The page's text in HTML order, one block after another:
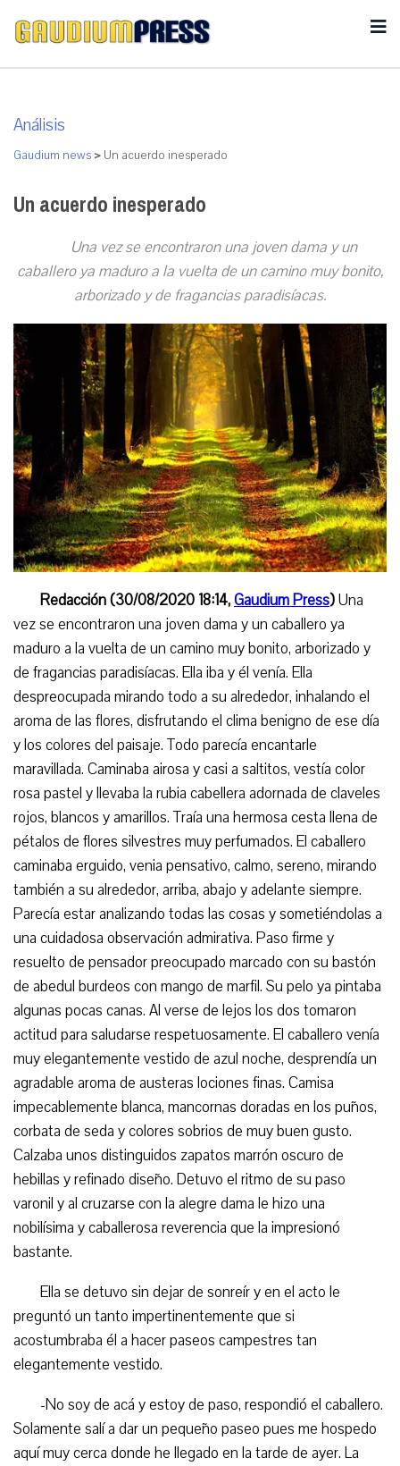
Análisis
Gaudium news > Un acuerdo inesperado
Un acuerdo inesperado
Una vez se encontraron una joven dama y un
caballero ya maduro a la vuelta de un camino muy bonito,
arborizado y de fragancias paradisíacas.
Redacción (30/08/2020 18:14,Gaudium Press)Una
vez se encontraron una joven dama y un caballero ya
maduro a la vuelta de un camino muy bonito, arborizado y
de fragancias paradisíacas. Ella iba y él venía. Ella
despreocupada mirando todo a su alrededor, inhalando el
aroma de las flores, disfrutando el clima benigno de ese día
y los colores del paisaje. Todo parecía encantarle
maravillada. Caminaba airosa y casi a saltitos, vestía color
rosa pastel y llevaba la rubia cabellera adornada de claveles
rojos, blancos y amarillos. Traía una hermosa cesta llena de
pétalos de flores silvestres muy perfumados. El caballero
caminaba erguido, venia pensativo, calmo, sereno, mirando
también a su alrededor, arriba, abajo y adelante siempre.
Parecía estar analizando todas las cosas y sometiéndolas a
una cuidadosa observación admirativa. Paso firme y
resuelto de pensador preocupado marcado con su bastón
de abedul burdeos con mango de marfil. Su pelo ya pintaba
algunas pocas canas. Al verse de lejos los dos tomaron
actitud para saludarse respetuosamente. El caballero venía
muy elegantemente vestido de azul noche, desprendía un
agradable aroma de austeras lociones finas. Camisa
impecablemente blanca, mancornas doradas en los puños,
corbata de seda y colores sobrios de muy buen gusto.
Calzaba unos distinguidos zapatos marrón oscuro de
hebillas y refinado diseño. Detuvo el ritmo de su paso
varonil y al cruzarse con la alegre dama le hizo una
nobilísima y caballerosa reverencia que la impresionó
bastante.
Ella se detuvo sin dejar de sonreír y en el acto le
preguntó un tanto impertinentemente que si
acostumbraba él a hacer paseos campestres tan
elegantemente vestido.
-No soy de acá y estoy de paso, respondió el caballero.
Solamente salí a dar un pequeño paseo pues me hospedo
aquí muy cerca donde he llegado en la tarde de ayer. La